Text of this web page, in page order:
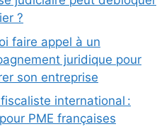
?
faire appel à un
juridique pour
son entreprise
international :
PME françaises